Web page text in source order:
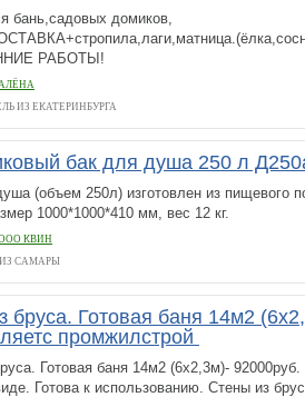
бань,садовых домиков,
РАБОТЫ!
ИЗ ЕКАТЕРИНБУРГА
бак для душа 250 л
(объем 250л) изготовлен из пищевого
1000*1000*410 мм, вес 12 кг.
КВИН
САМАРЫ
бруса. Готовая баня 14м2
промжилстрой
Готовая баня 14м2 (6х2,3м)-
Готова к использованию. Стены из